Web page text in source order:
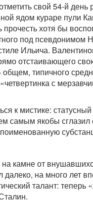
свой 54-й
ядом кураре пули
хотя бы
под псевдонимом
Ильича.
отстаивающего
типичного
с
к мистике: статусный
самым якобы сглазил
камне от
на много лет
талант: теперь